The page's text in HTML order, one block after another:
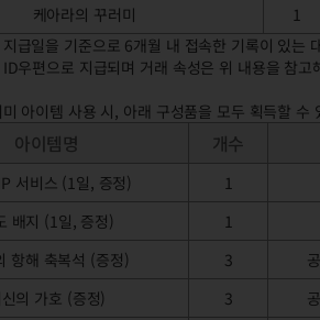
케아라의 꾸러미
1
급일을 기준으로 6개월 내 접속한 기록이 있는
우편으로 지급되며 거래 속성은 위 내용을 참고
아이템 사용 시, 아래 구성품을 모두 획득할 수
아이템명 개수
서비스 (1일, 증정)
1
배지 (1일, 증정)
1
항해 축복석 (증정)
3
의 가호 (증정)
3